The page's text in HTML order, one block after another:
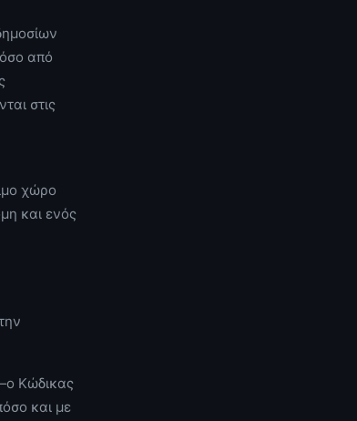
από
στις
χώρο
και ενός
Κώδικας
και με